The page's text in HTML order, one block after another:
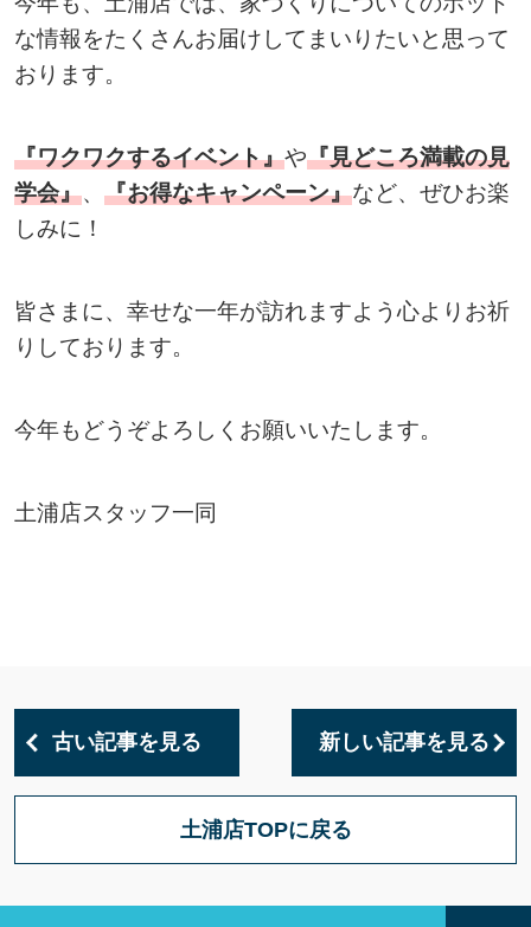
な情報をたくさんお届けしてまいりたいと思って
おります。
『ワクワクするイベント』や『見どころ満載の見
学会』、 『お得なキャンペーン』など、ぜひお楽
しみに！
皆さまに、幸せな一年が訪れますよう心よりお祈
りしております。
今年もどうぞよろしくお願いいたします。
土浦店スタッフ一同
古い記事を見る 新しい記事を見る
土浦店TOPに戻る